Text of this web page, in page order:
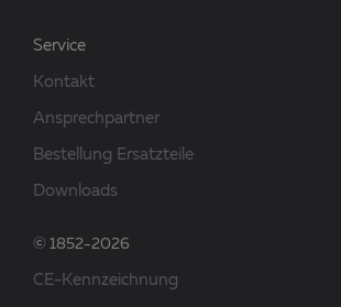
Service
Kontakt
Ansprechpartner
Bestellung Ersatzteile
Downloads
© 1852-2026
CE-Kennzeichnung